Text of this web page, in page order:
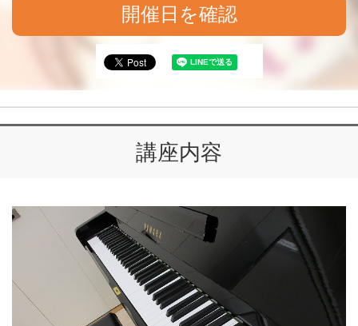
開催日を確認
講座内容